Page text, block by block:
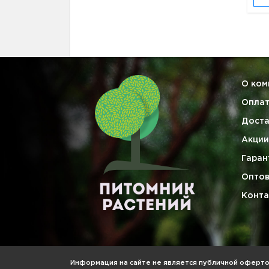
О
Акции
Информация на сайте не является публичной